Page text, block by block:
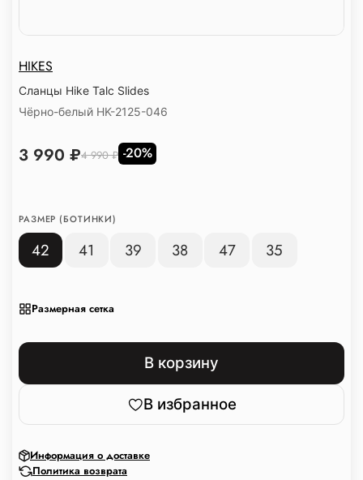
HIKES
Сланцы Hike Talc Slides
Чёрно-белый HK-2125-046
РАЗМЕР (БОТИНКИ)
42 41 39 38 47 35
Размерная сетка
3 990 ₽4 990 ₽ -20%
В корзину
В избранное
Информация о доставке
Политика возврата